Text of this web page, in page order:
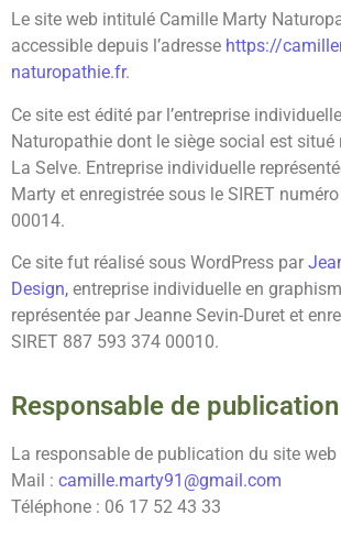
Le site web intitulé Camille Marty
accessible depuis l’adresse https://
naturopathie.fr.
Ce site est édité par l’entreprise
Naturopathie dont le siège social est situé
La Selve. Entreprise individuelle
Marty et enregistrée sous le SIRET
00014.
Ce site fut réalisé sous WordPress par
Design, entreprise individuelle en
représentée par Jeanne Sevin-Duret et
SIRET 887 593 374 00010.
Responsable de publication
La responsable de publication du site
Mail : camille.marty91@gmail.com
Téléphone : 06 17 52 43 33